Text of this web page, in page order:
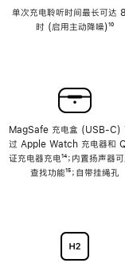
单次充电聆听时间最长可达
时 (启用主动降噪)脚
¹⁰
MagSafe 充电盒 (USB-C)
过 Apple Watch 充电器和
证充电器充电脚
注
¹⁴；内置扬声器
查找功能脚
¹⁵；自带挂绳孔